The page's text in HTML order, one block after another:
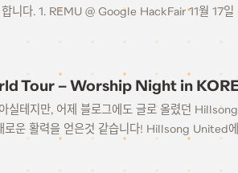
니다. 1. REMU @ Google HackFair 11월 17
Tour – Worship Night in
실테지만, 어제 블로그에도 글로 올렸던
로운 활력을 얻은것 같습니다! Hillsong United